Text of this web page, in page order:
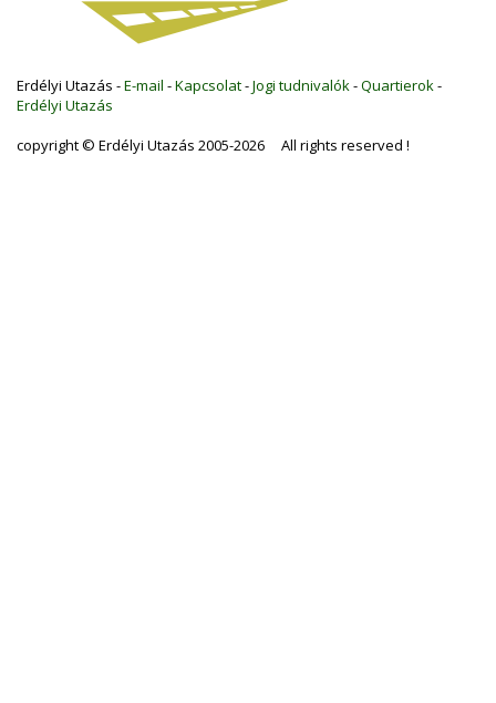
Erdélyi Utazás -E-mail -Kapcsolat-Jogi tudnivalók -Quartierok -
Erdélyi Utazás
copyright © Erdélyi Utazás 2005-2026 All rights reserved !